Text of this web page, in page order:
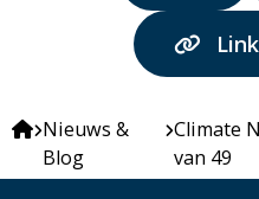
via:
Nieuws &
Blog
Climate
van 49